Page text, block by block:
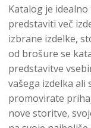
Katalog je
predstaviti več
izbrane izdelke,
od brošure se
predstavitve
vašega izdelka ali
promovirate
nove storitve,